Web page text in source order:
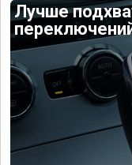
Лучше